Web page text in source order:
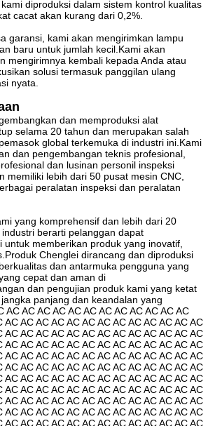
diproduksi dalam sistem kontrol kualitas
cacat akan kurang dari 0,2%.
garansi, kami akan mengirimkan lampu
baru untuk jumlah kecil.Kami akan
mengirimnya kembali kepada Anda atau
solusi termasuk panggilan ulang
nyata.
dan memproduksi alat
selama 20 tahun dan merupakan salah
global terkemuka di industri ini.Kami
dan pengembangan teknis profesional,
dan lusinan personil inspeksi
memiliki lebih dari 50 pusat mesin CNC,
peralatan inspeksi dan peralatan
yang komprehensif dan lebih dari 20
berarti pelanggan dapat
untuk memberikan produk yang inovatif,
Chenglei dirancang dan diproduksi
dan antarmuka pengguna yang
cepat dan aman di
dan pengujian produk kami yang ketat
panjang dan keandalan yang
AC AC AC AC AC AC AC AC AC AC AC
AC AC AC AC AC AC AC AC AC AC AC AC AC
AC AC AC AC AC AC AC AC AC AC AC AC AC
AC AC AC AC AC AC AC AC AC AC AC AC AC
AC AC AC AC AC AC AC AC AC AC AC AC AC
AC AC AC AC AC AC AC AC AC AC AC AC AC
AC AC AC AC AC AC AC AC AC AC AC AC AC
AC AC AC AC AC AC AC AC AC AC AC AC AC
AC AC AC AC AC AC AC AC AC AC AC AC AC
AC AC AC AC AC AC AC AC AC AC AC AC AC
AC AC AC AC AC AC AC AC AC AC AC AC AC